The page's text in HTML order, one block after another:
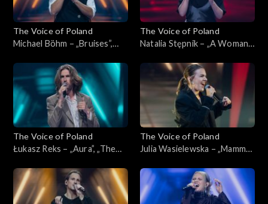
The Voice of Poland
Michael Böhm – „Bruises”,
Nokaut, 1 listopada 2025
The Voice of Poland
Natalia Stępnik – „A Woman's
Poland”, Nokaut, 1 listopada
2025
The Voice of Poland
Łukasz Reks – „Aura”, „The
listopada 2025
The Voice of Poland
Julia Wasielewska – „Mamma
Poland”, Nokaut, 1 listopada
2025